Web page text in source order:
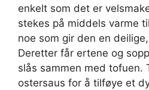
enkelt som det er
stekes på middels varme
noe som gir den en
Deretter får ertene og
slås sammen med tofuen.
ostersaus for å tilføye et